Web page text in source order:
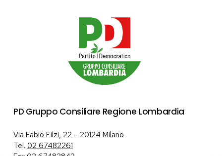
PD Gruppo Consiliare Regione Lombardia
Via Fabio Filzi, 22 – 20124 Milano
Tel. 02 67482261